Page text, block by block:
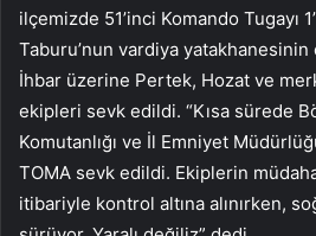
ilçemizde 51’inci Komando Tugayı
Taburu’nun vardiya yatakhanesinin
İhbar üzerine Pertek, Hozat ve
ekipleri sevk edildi. “Kısa sürede
Komutanlığı ve İl Emniyet
TOMA sevk edildi. Ekiplerin
itibariyle kontrol altına alınırken,